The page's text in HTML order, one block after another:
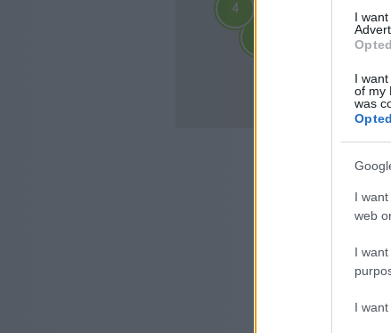
I
I
of my
was
I
web
I
I
10
3
4
10
4